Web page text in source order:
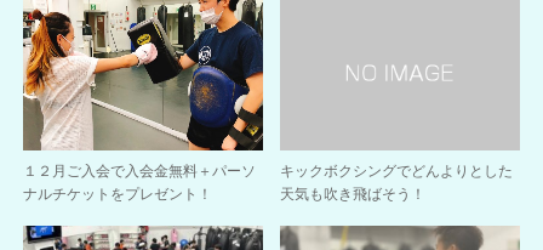
１２月ご入会で入会金無料＋パーソ
ナルチケットをプレゼント！
キックボクシングでどんよりとした
天気も吹き飛ばそう！